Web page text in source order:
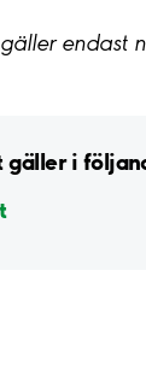
endast
gäller i